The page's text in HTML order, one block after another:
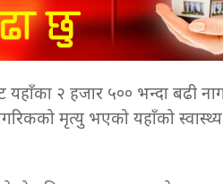
२ हजार ५०० भन्दा बढी
मृत्यु भएको यहाँको स्वास्थ्य